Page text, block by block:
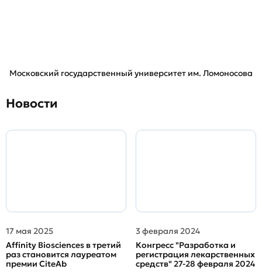
Московский государственный университет им. Ломоносова
Новости
17 мая 2025
Affinity Biosciences в третий
раз становится лауреатом
премии CiteAb
3 февраля 2024
Конгресс "Разработка и
регистрация лекарственных
средств" 27-28 февраля 2024